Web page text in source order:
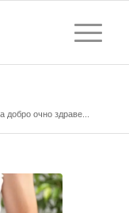
добро очно здраве...